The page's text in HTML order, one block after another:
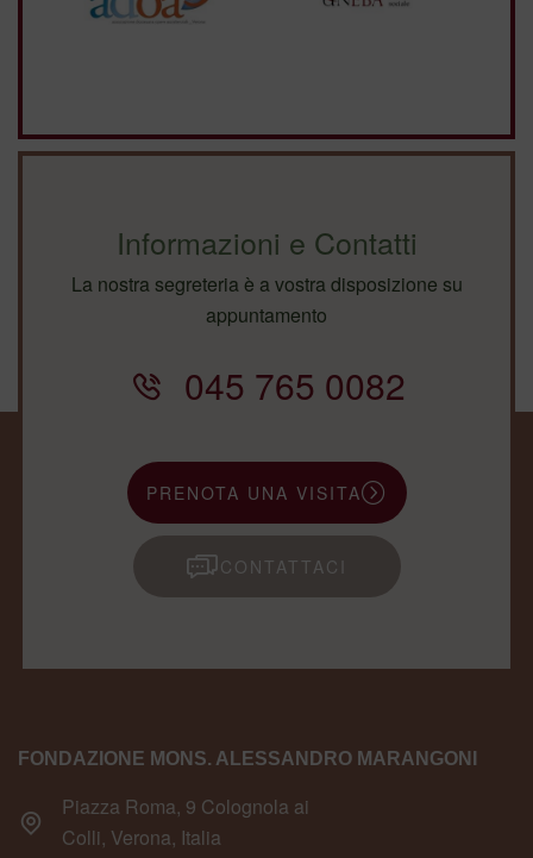
Informazioni e Contatti
La nostra segreteria è a vostra disposizione su
appuntamento
045 765 0082
PRENOTA UNA VISITA
CONTATTACI
FONDAZIONE MONS. ALESSANDRO MARANGONI
Piazza Roma, 9 Colognola ai
Colli, Verona, Italia